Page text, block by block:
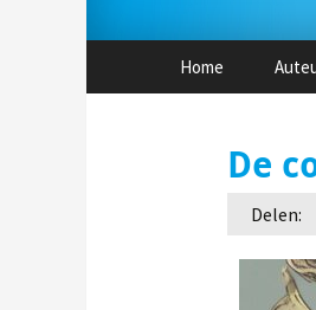
Home
De
Delen: